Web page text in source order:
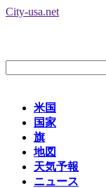
City-usa.net
米国
国家
旗
地図
天気予報
ニュース